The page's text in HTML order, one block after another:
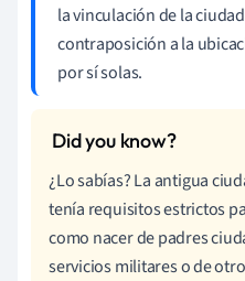
la vinculación de la
contraposición a la
por sí solas.
¿Lo sabías? La antigua
tenía requisitos estrictos
como nacer de padres
servicios militares o de